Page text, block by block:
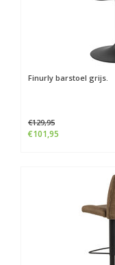
Finurly barstoel grijs.
€129,95
€101,95